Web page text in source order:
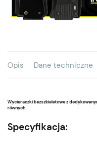
Opis Dane techniczne
Wycieraczki bezszkieletowe z
równych.
Specyfikacja: